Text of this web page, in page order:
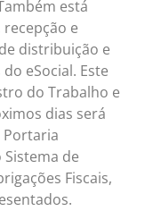
está
e
distribuição e
eSocial. Este
do Trabalho e
dias será
Portaria
de
Fiscais,